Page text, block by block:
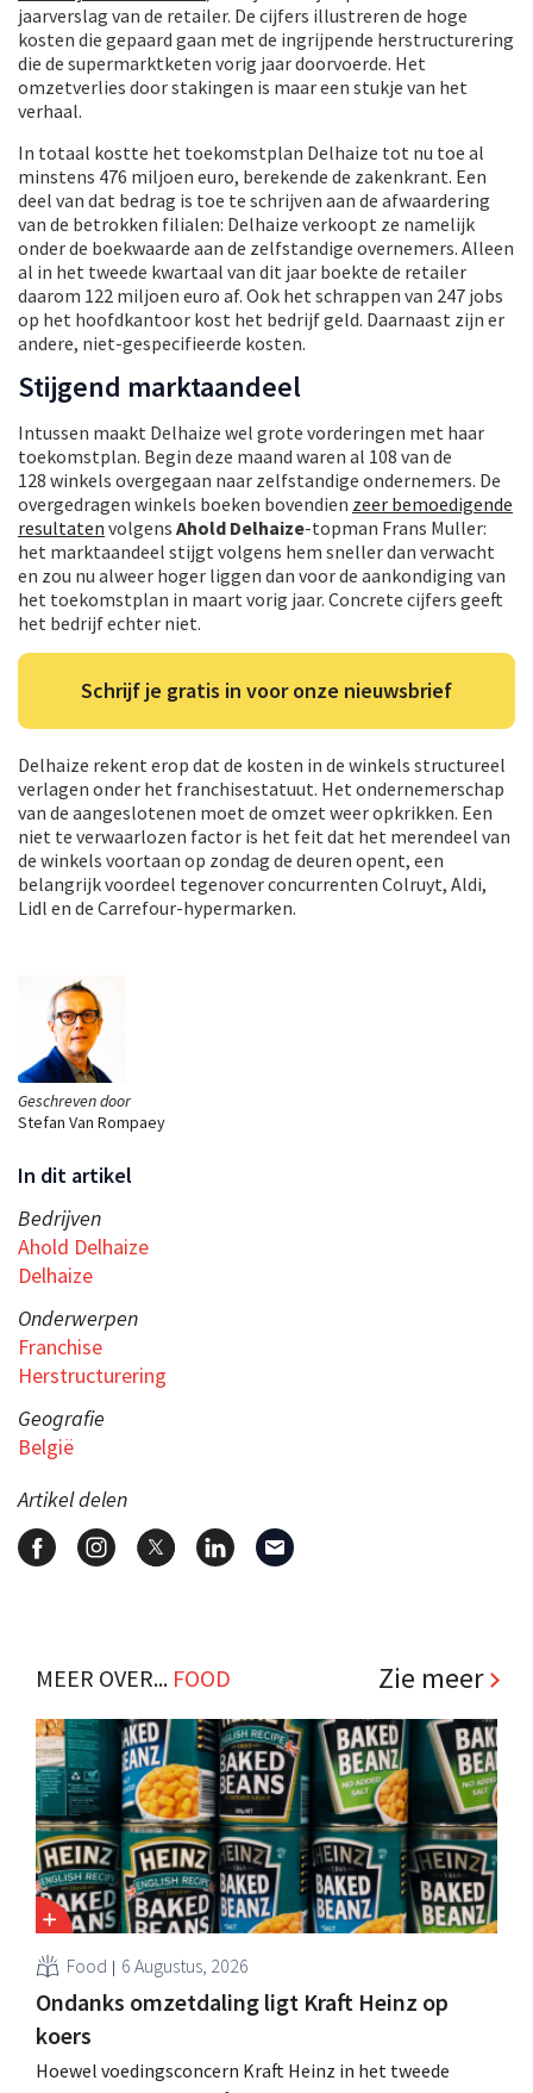
Geschreven door
Stefan Van Rompaey
In dit artikel
Bedrijven
Ahold Delhaize
Delhaize
Onderwerpen
Franchise
Herstructurering
Geografie
België
Artikel delen
jaarverslag van de retailer. De cijfers illustreren de hoge
kosten die gepaard gaan met de ingrijpende herstructurering
die de supermarktketen vorig jaar doorvoerde. Het
omzetverlies door stakingen is maar een stukje van het
verhaal.
In totaal kostte het toekomstplan Delhaize tot nu toe al
minstens 476 miljoen euro, berekende de zakenkrant. Een
deel van dat bedrag is toe te schrijven aan de afwaardering
van de betrokken filialen: Delhaize verkoopt ze namelijk
onder de boekwaarde aan de zelfstandige overnemers. Alleen
al in het tweede kwartaal van dit jaar boekte de retailer
daarom 122 miljoen euro af. Ook het schrappen van 247 jobs
op het hoofdkantoor kost het bedrijf geld. Daarnaast zijn er
andere, niet-gespecifieerde kosten.
Stijgend marktaandeel
Intussen maakt Delhaize wel grote vorderingen met haar
toekomstplan. Begin deze maand waren al 108 van de
128 winkels overgegaan naar zelfstandige ondernemers. De
overgedragen winkels boeken bovendien zeer bemoedigende
resultaten volgens Ahold Delhaize-topman Frans Muller:
het marktaandeel stijgt volgens hem sneller dan verwacht
en zou nu alweer hoger liggen dan voor de aankondiging van
het toekomstplan in maart vorig jaar. Concrete cijfers geeft
het bedrijf echter niet.
Schrijf je gratis in voor onze nieuwsbrief
Delhaize rekent erop dat de kosten in de winkels structureel
verlagen onder het franchisestatuut. Het ondernemerschap
van de aangeslotenen moet de omzet weer opkrikken. Een
niet te verwaarlozen factor is het feit dat het merendeel van
de winkels voortaan op zondag de deuren opent, een
belangrijk voordeel tegenover concurrenten Colruyt, Aldi,
Lidl en de Carrefour-hypermarken.
MEER OVER... FOOD Zie meer
Food 6 Augustus, 2026
Ondanks omzetdaling ligt Kraft Heinz op
koers
Hoewel voedingsconcern Kraft Heinz in het tweede